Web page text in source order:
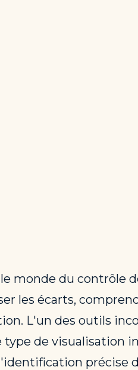
le monde du contrôle
les écarts,
L'un des outils
type de visualisation
précise